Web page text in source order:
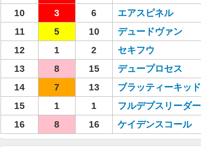
10
3 6 エアスピネル
11
5 10 デュードヴァン
12
1 2 セキフウ
13
8 15 デュープロセス
14
7 13 ブラッティーキッド
15
1 1 フルデプスリーダー
16
8 16 ケイデンスコール